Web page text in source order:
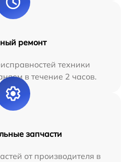
ремонт
техники
в течение 2 часов.
запчасти
от производителя в